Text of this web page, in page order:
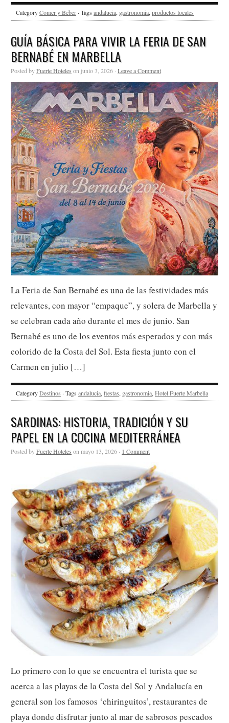
CategoryComer y Beber · Tags andalucia, gastronomia, productos locales
GUÍA BÁSICA PARA VIVIR LA FERIA DE SAN
BERNABÉ EN MARBELLA
Posted byFuerte Hoteles on junio 3, 2026 · Leave a Comment
La Feria de San Bernabé es una de las festividades más
relevantes, con mayor “empaque”, y solera de Marbella y
se celebran cada año durante el mes de junio. San
Bernabé es uno de los eventos más esperados y con más
colorido de la Costa del Sol. Esta fiesta junto con el
Carmen en julio […]
CategoryDestinos · Tags andalucia, fiestas, gastronomia, Hotel Fuerte Marbella
SARDINAS: HISTORIA, TRADICIÓN Y SU
PAPEL EN LA COCINA MEDITERRÁNEA
Posted byFuerte Hoteles on mayo 13, 2026 · 1 Comment
Lo primero con lo que se encuentra el turista que se
acerca a las playas de la Costa del Sol y Andalucía en
general son los famosos ‘chiringuitos’, restaurantes de
playa donde disfrutar junto al mar de sabrosos pescados